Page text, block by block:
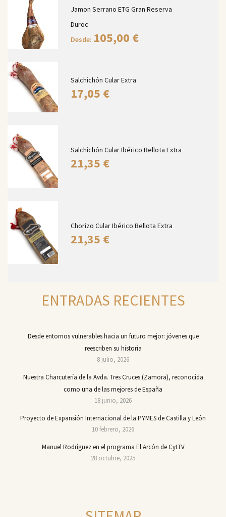
Jamon Serrano ETG Gran Reserva
Duroc
Desde: 105,00 €
Salchichón Cular Extra
17,05 €
Salchichón Cular Ibérico Bellota Extra
21,35 €
Chorizo Cular Ibérico Bellota Extra
21,35 €
ENTRADAS RECIENTES
Desde entornos vulnerables hacia un futuro mejor: jóvenes que
reescriben su historia
8 julio, 2026
Nuestra Charcutería de la Avda. Tres Cruces (Zamora), reconocida
como una de las mejores de España
18 junio, 2026
Proyecto de Expansión Internacional de la PYMES de Castilla y León
10 febrero, 2026
Manuel Rodríguez en el programa El Arcón de CyLTV
28 octubre, 2025